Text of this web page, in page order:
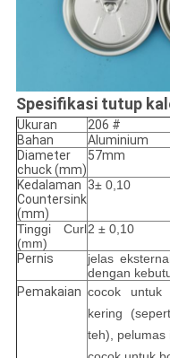
Spesifikasi tutup
Ukuran
206 #
Bahan
Aluminium
Diameter
chuck (mm)
57mm
Kedalaman
Countersink
(mm)
3± 0,10
Tinggi Curl
(mm)
2 ± 0,10
Pernis
jelas
dengan
Pemakaian cocok untuk
kering
teh), pelumas